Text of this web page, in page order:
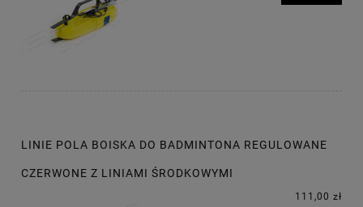
LINIE POLA BOISKA DO BADMINTONA REGULOWANE
CZERWONE Z LINIAMI ŚRODKOWYMI
111,00 zł